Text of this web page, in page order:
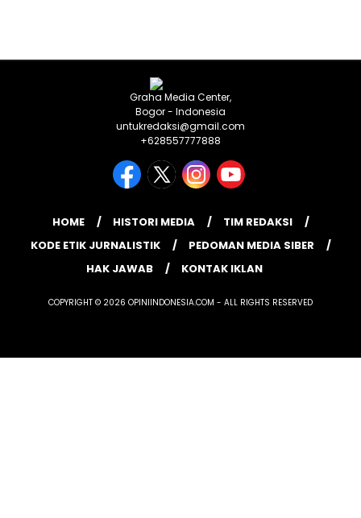
Graha Media Center,
Bogor - Indonesia
untukredaksi@gmail.com
+628557777888
HOME HISTORI MEDIA
TIM REDAKSI
KODE ETIK JURNALISTIK
PEDOMAN MEDIA SIBER
HAK JAWAB
KONTAK IKLAN
COPYRIGHT © 2026 OPINIINDONESIA.COM - ALL RIGHTS RESERVED